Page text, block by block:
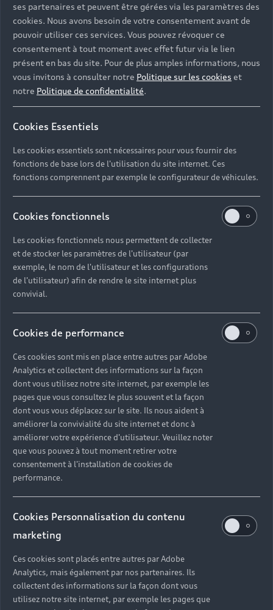
ses partenaires et peuvent être gérées via les paramètres des
cookies. Nous avons besoin de votre consentement avant de
pouvoir utiliser ces services. Vous pouvez révoquer ce
consentement à tout moment avec effet futur via le lien
présent en bas du site. Pour de plus amples informations, nous
vous invitons à consulter notre Politique sur les cookies et
notre Politique de confidentialité.
Cookies Essentiels
Les cookies essentiels sont nécessaires pour vous fournir des
fonctions de base lors de l'utilisation du site internet. Ces
fonctions comprennent par exemple le configurateur de véhicules.
Cookies fonctionnels
Les cookies fonctionnels nous permettent de collecter
et de stocker les paramètres de l'utilisateur (par
exemple, le nom de l'utilisateur et les configurations
de l'utilisateur) afin de rendre le site internet plus
convivial.
Cookies de performance
Ces cookies sont mis en place entre autres par Adobe
Analytics et collectent des informations sur la façon
dont vous utilisez notre site internet, par exemple les
pages que vous consultez le plus souvent et la façon
dont vous vous déplacez sur le site. Ils nous aident à
améliorer la convivialité du site internet et donc à
améliorer votre expérience d'utilisateur. Veuillez noter
que vous pouvez à tout moment retirer votre
consentement à l'installation de cookies de
performance.
Cookies Personnalisation du contenu
marketing
Ces cookies sont placés entre autres par Adobe
Analytics, mais également par nos partenaires. Ils
collectent des informations sur la façon dont vous
utilisez notre site internet, par exemple les pages que